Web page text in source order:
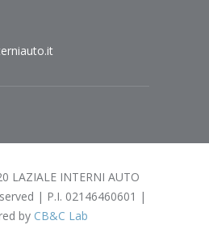
LAZIALE INTERNI AUTO
| P.I. 02146460601 |
by CB&C Lab